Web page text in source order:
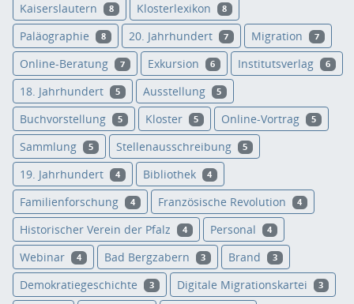
Kaiserslautern 8 Klosterlexikon 8
Paläographie 8 20. Jahrhundert 7 Migration 7
Online-Beratung 7 Exkursion 6 Institutsverlag 6
18. Jahrhundert 5 Ausstellung 5
Buchvorstellung 5 Kloster 5 Online-Vortrag 5
Sammlung 5 Stellenausschreibung 5
19. Jahrhundert 4 Bibliothek 4
Familienforschung 4 Französische Revolution 4
Historischer Verein der Pfalz 4 Personal 4
Webinar 4 Bad Bergzabern 3 Brand 3
Demokratiegeschichte 3 Digitale Migrationskartei 3